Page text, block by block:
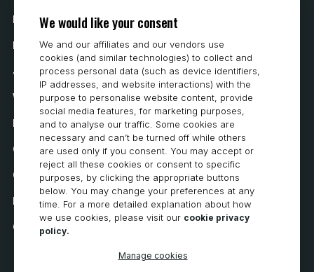
Nasza historia
Kontakt
Jak kupować
Wymagania systemowe
Prywatność
Oświadczenie o ochronie prywatności
Oświadczenie o dostępności
Polityka dotycząca plików cookie
Cookie Preferences
We would like your consent
We and our affiliates and our vendors use
cookies (and similar technologies) to collect and
process personal data (such as device identifiers,
IP addresses, and website interactions) with the
purpose to personalise website content, provide
social media features, for marketing purposes,
and to analyse our traffic. Some cookies are
necessary and can’t be turned off while others
are used only if you consent. You may accept or
reject all these cookies or consent to specific
purposes, by clicking the appropriate buttons
below. You may change your preferences at any
time. For a more detailed explanation about how
we use cookies, please visit our cookie privacy
policy.
Manage cookies